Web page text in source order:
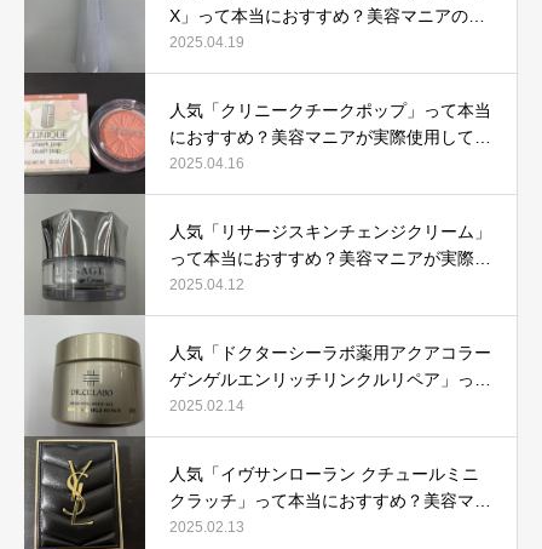
X」って本当におすすめ？美容マニアの私
が実際使用して、口コミを検証！
2025.04.19
人気「クリニークチークポップ」って本当
におすすめ？美容マニアが実際使用して口
コミを検証！
2025.04.16
人気「リサージスキンチェンジクリーム」
って本当におすすめ？美容マニアが実際使
用して口コミを検証！
2025.04.12
人気「ドクターシーラボ薬用アクアコラー
ゲンゲルエンリッチリンクルリペア」って
本当におすすめ？美容マニアが実際使用し
て口コミを検証
2025.02.14
人気「イヴサンローラン クチュールミニ
クラッチ」って本当におすすめ？美容マニ
アが実際使用して口コミを検証！
2025.02.13